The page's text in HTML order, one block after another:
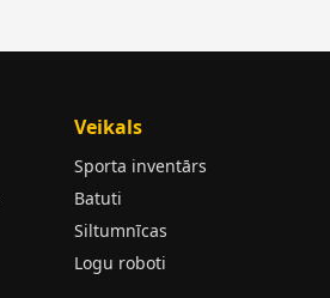
Veikals
Sporta inventārs
Batuti
Siltumnīcas
Logu roboti